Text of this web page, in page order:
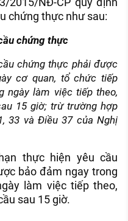
chứng thực như sau:
cầu chứng thực
chứng thực phải được
cơ quan, tổ chức tiếp
ngày làm việc tiếp theo,
15 giờ; trừ trường hợp
33 và Điều 37 của Nghị
thực hiện yêu cầu
bảo đảm ngay trong
làm việc tiếp theo,
sau 15 giờ.